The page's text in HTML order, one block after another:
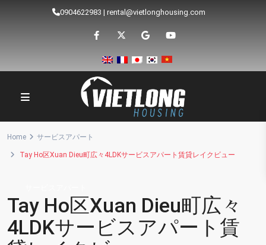
0904622983 | rental@vietlonghousing.com
Home サービスアパート
Tay Ho区Xuan Dieu町広々4LDKサービスアパート賃貸レイクビュー
Tay Ho区Xuan Dieu町広々
4LDKサービスアパート賃